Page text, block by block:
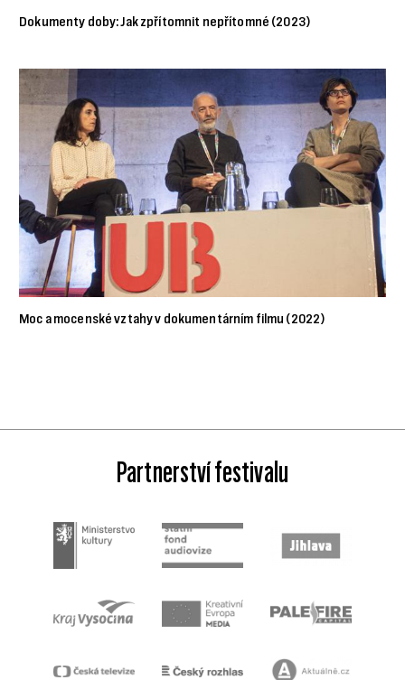
Dokumenty doby: Jak zpřítomnit nepřítomné (2023)
Moc a mocenské vztahy v dokumentárním filmu (2022)
Partnerství festivalu